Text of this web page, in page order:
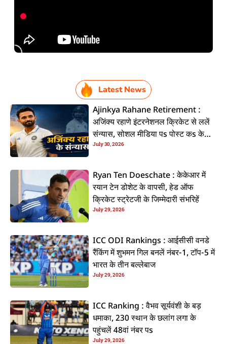
Latest News
Ajinkya Rahane Retirement :
अजिंक्य रहाणे इंटरनेशनल क्रिकेट से ललें
संन्यास, सोशल मीडिया पs पोस्ट कs के
कइलें एलान
July 30, 2026
Ryan Ten Doeschate : केकेआर में
रयान टेन डोशेट के वापसी, हेड ऑफ
क्रिकेट स्ट्रेटजी के जिम्मेदारी संभरिहें
July 29, 2026
ICC ODI Rankings : आईसीसी वनडे
रैंकिंग में शुभमन गिल बनलें नंबर-1, टॉप-5 में
भारत के तीन बल्लेबाज
July 29, 2026
ICC Ranking : वैभव सूर्यवंशी के बड़
धमाका, 230 स्थान के छलांग लगा के
पहुंचलें 48वां नंबर पs
July 29, 2026